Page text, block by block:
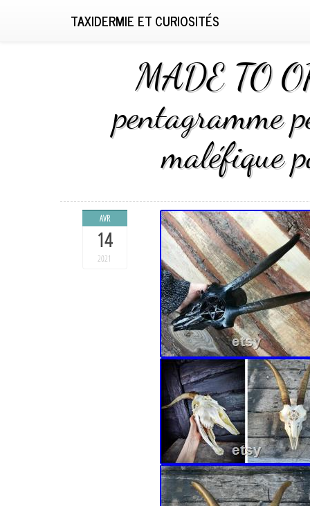
TAXIDERMIE ET CURIOSITÉS
MADE TO
pentagramme
maléfique
AVR
14
2021